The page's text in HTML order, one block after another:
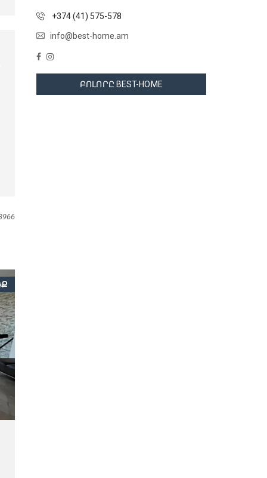
+374 (41) 575-578
info@best-home.am
ԲՈԼՈՐԸ BEST-HOME